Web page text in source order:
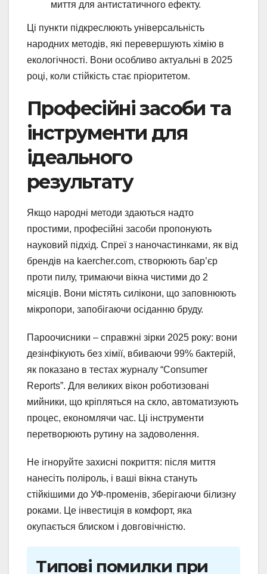
миття для антистатичного ефекту.
Ці пункти підкреслюють універсальність
народних методів, які перевершують хімію в
екологічності. Вони особливо актуальні в 2025
році, коли стійкість стає пріоритетом.
Професійні засоби та
інструменти для
ідеального
результату
Якщо народні методи здаються надто
простими, професійні засоби пропонують
науковий підхід. Спреї з наночастинками, як від
брендів на kaercher.com, створюють бар’єр
проти пилу, тримаючи вікна чистими до 2
місяців. Вони містять силікони, що заповнюють
мікропори, запобігаючи осіданню бруду.
Пароочисники – справжні зірки 2025 року: вони
дезінфікують без хімії, вбиваючи 99% бактерій,
як показано в тестах журналу “Consumer
Reports”. Для великих вікон роботизовані
мийники, що кріпляться на скло, автоматизують
процес, економлячи час. Ці інструменти
перетворюють рутину на задоволення.
Не ігноруйте захисні покриття: після миття
нанесіть поліроль, і ваші вікна стануть
стійкішими до УФ-променів, зберігаючи білизну
роками. Це інвестиція в комфорт, яка
окупається блиском і довговічністю.
Типові помилки при